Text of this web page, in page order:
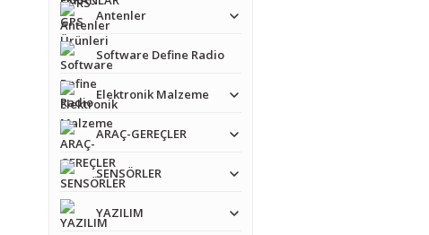
Antenler
Software Define Radio
Elektronik Malzeme
ARAÇ-GEREÇLER
SENSÖRLER
YAZILIM